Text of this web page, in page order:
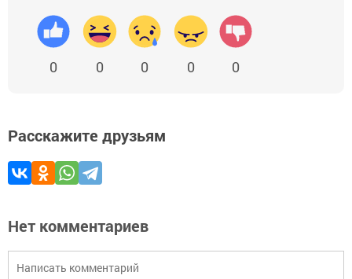
0 0 0 0 0
Расскажите друзьям
Нет комментариев